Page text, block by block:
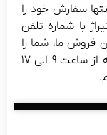
سفارش خود را
با شماره تلفن
ما، شما را
راهنمایی کنند. ما در روزهای کاری هفته از ساعت ۹ الی ۱۷